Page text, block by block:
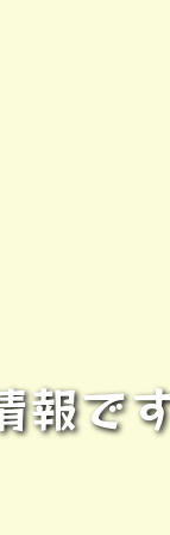
報で